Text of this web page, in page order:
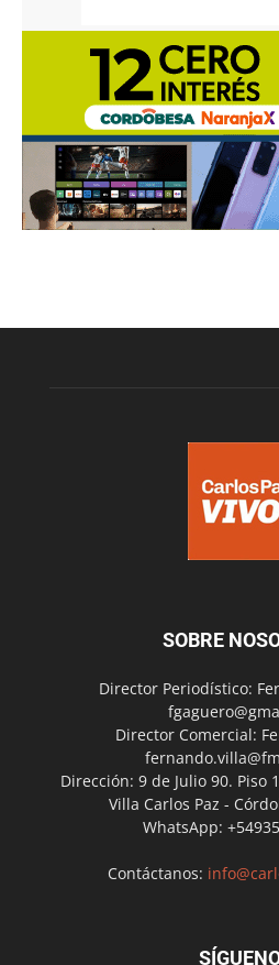
SOBRE
Director Periodístico:
Director Comercial:
Dirección: 9 de Julio 90. Piso
Villa Carlos Paz -
WhatsApp:
Contáctanos: